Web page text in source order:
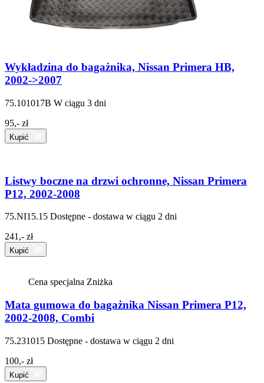
Wykładzina do bagażnika, Nissan Primera HB,
2002->2007
75.101017B W ciągu 3 dni
95,- zł
Kupić
Listwy boczne na drzwi ochronne, Nissan Primera
P12, 2002-2008
75.NI15.15 Dostępne - dostawa w ciągu 2 dni
241,- zł
Kupić
Cena specjalna Zniżka
Mata gumowa do bagażnika Nissan Primera P12,
2002-2008, Combi
75.231015 Dostępne - dostawa w ciągu 2 dni
100,- zł
Kupić